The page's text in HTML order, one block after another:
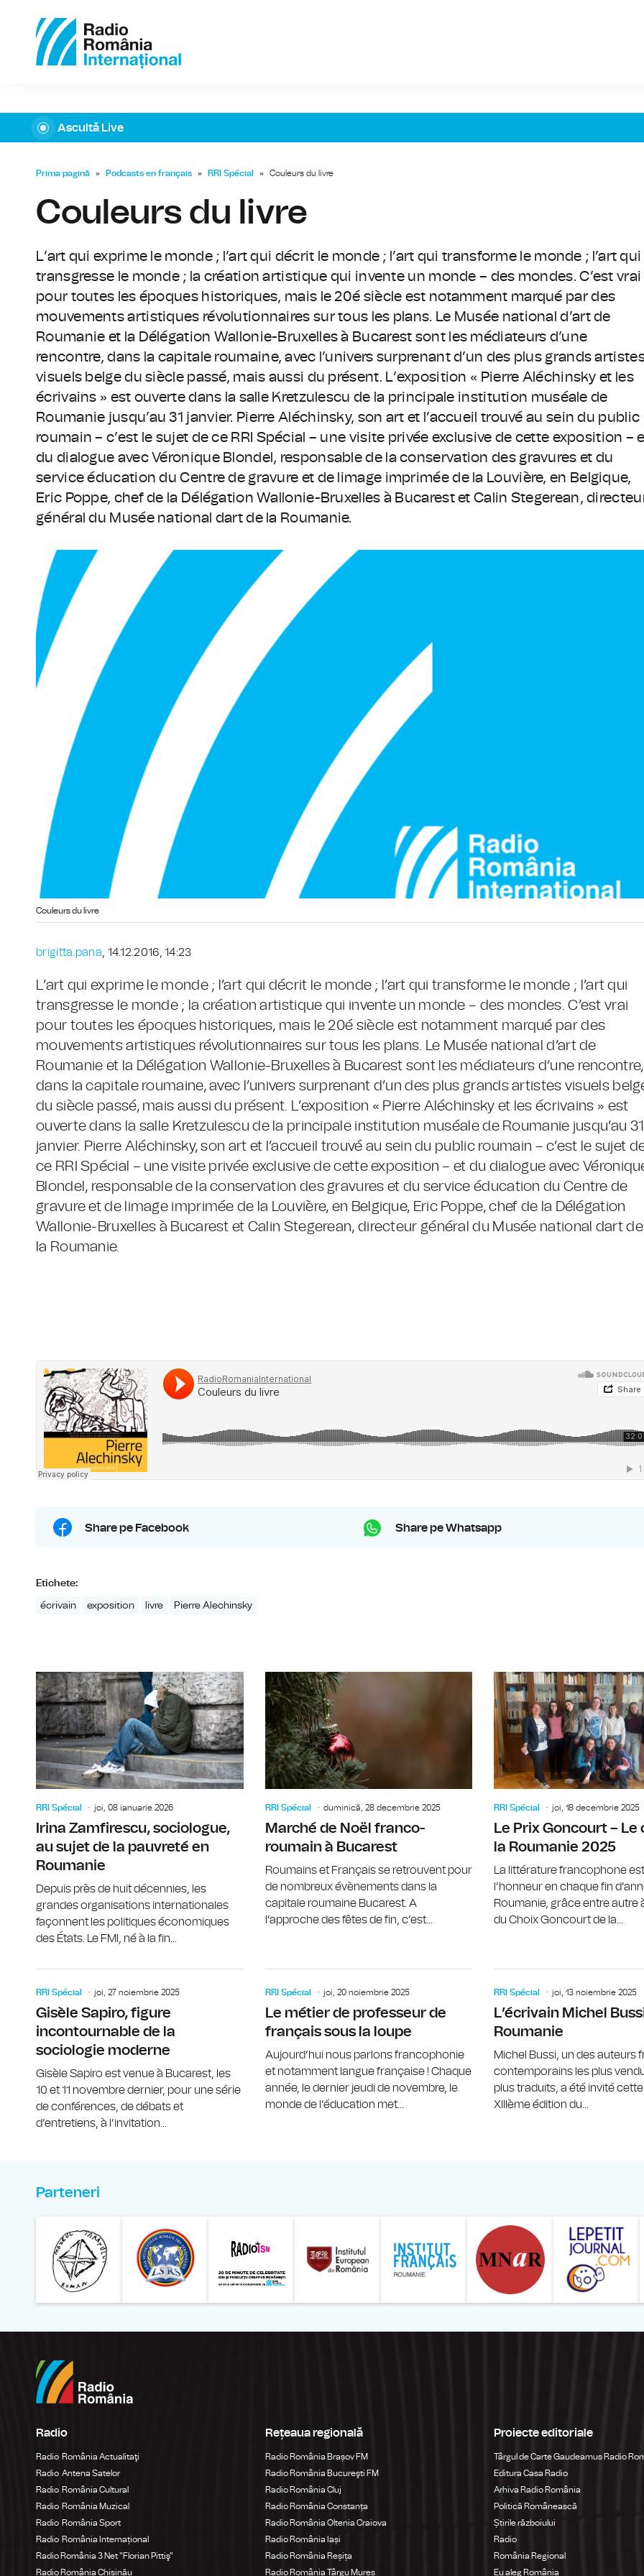
Ascultă Live
Prima pagină » Podcasts en français » RRI Spécial » Couleurs du livre
Couleurs du livre
L’art qui exprime le monde ; l’art qui décrit le monde ; l’art qui transforme le monde ; l’art qui
transgresse le monde ; la création artistique qui invente un monde – des mondes. C’est vrai
pour toutes les époques historiques, mais le 20é siècle est notamment marqué par des
mouvements artistiques révolutionnaires sur tous les plans. Le Musée national d’art de
Roumanie et la Délégation Wallonie-Bruxelles à Bucarest sont les médiateurs d’une
rencontre, dans la capitale roumaine, avec l’univers surprenant d’un des plus grands
visuels belge du siècle passé, mais aussi du présent. L’exposition « Pierre Aléchinsky et les
écrivains » est ouverte dans la salle Kretzulescu de la principale institution muséale de
Roumanie jusqu’au 31 janvier. Pierre Aléchinsky, son art et l’accueil trouvé au sein du public
roumain – c’est le sujet de ce RRI Spécial – une visite privée exclusive de cette exposition –
du dialogue avec Véronique Blondel, responsable de la conservation des gravures et du
service éducation du Centre de gravure et de limage imprimée de la Louvière, en Belgique,
Eric Poppe, chef de la Délégation Wallonie-Bruxelles à Bucarest et Calin Stegerean,
général du Musée national dart de la Roumanie.
Couleurs du livre
brigitta.pana, 14.12.2016, 14:23
L’art qui exprime le monde ; l’art qui décrit le monde ; l’art qui transforme le monde ; l’art qui
transgresse le monde ; la création artistique qui invente un monde – des mondes. C’est vrai
pour toutes les époques historiques, mais le 20é siècle est notamment marqué par des
mouvements artistiques révolutionnaires sur tous les plans. Le Musée national d’art de
Roumanie et la Délégation Wallonie-Bruxelles à Bucarest sont les médiateurs d’une rencontre,
dans la capitale roumaine, avec l’univers surprenant d’un des plus grands artistes visuels
du siècle passé, mais aussi du présent. L’exposition « Pierre Aléchinsky et les écrivains » est
ouverte dans la salle Kretzulescu de la principale institution muséale de Roumanie jusqu’au 31
janvier. Pierre Aléchinsky, son art et l’accueil trouvé au sein du public roumain – c’est le sujet
ce RRI Spécial – une visite privée exclusive de cette exposition – et du dialogue avec
Blondel, responsable de la conservation des gravures et du service éducation du Centre de
gravure et de limage imprimée de la Louvière, en Belgique, Eric Poppe, chef de la Délégation
Wallonie-Bruxelles à Bucarest et Calin Stegerean, directeur général du Musée national dart de
la Roumanie.
Share pe Facebook Share pe Whatsapp
Etichete:
écrivain exposition livre Pierre Alechinsky
RRI Spécial joi, 08 ianuarie 2026
Irina Zamfirescu, sociologue,
au sujet de la pauvreté en
Roumanie
Depuis près de huit décennies, les
grandes organisations internationales
façonnent les politiques économiques
des États. Le FMI, né à la fin...
Irina Zamfirescu, sociologue, au
RRI Spécial duminică, 28 decembrie 2025
Marché de Noël franco-
roumain à Bucarest
Roumains et Français se retrouvent pour
de nombreux évènements dans la
capitale roumaine Bucarest. A
l’approche des fêtes de fin, c’est...
RRI Spécial joi, 18 decembrie 2025
Le Prix Goncourt – Le
la Roumanie 2025
La littérature francophone
l’honneur en chaque fin
Roumanie, grâce entre autre
du Choix Goncourt de la...
RRI Spécial joi, 27 noiembrie 2025
Gisèle Sapiro, figure
incontournable de la
sociologie moderne
Gisèle Sapiro est venue à Bucarest, les
10 et 11 novembre dernier, pour une série
de conférences, de débats et
d’entretiens, à l’invitation...
RRI Spécial joi, 20 noiembrie 2025
Le métier de professeur de
français sous la loupe
Aujourd’hui nous parlons francophonie
et notamment langue française ! Chaque
année, le dernier jeudi de novembre, le
monde de l’éducation met...
RRI Spécial joi, 13 noiembrie 2025
L’écrivain Michel
Roumanie
Michel Bussi, un des auteurs
contemporains les plus
plus traduits, a été invité
XIIIème édition du...
Parteneri
Liga Studentilor Romani din Strainatate - LSRS
Modernism | The Leading Romanian Art Magazine
Institului European din România
Institutul
Radio
Radio România Actualitaţi
Radio Antena Satelor
Radio România Cultural
Radio România Muzical
Radio România Sport
Radio România Internațional
Radio România 3 Net "Florian Pittiş"
Radio România Chișinău
Rețeaua regională
Radio România Brașov FM
Radio România Bucureşti FM
Radio România Cluj
Radio România Constanța
Radio România Oltenia Craiova
Radio România Iași
Radio România Reșița
Radio România Târgu Mureș
Proiecte editoriale
Târgul de Carte Gaudeamus Radio
Editura Casa Radio
Arhiva Radio România
Politică Românească
Știrile războiului
Radio
România Regional
Eu aleg România